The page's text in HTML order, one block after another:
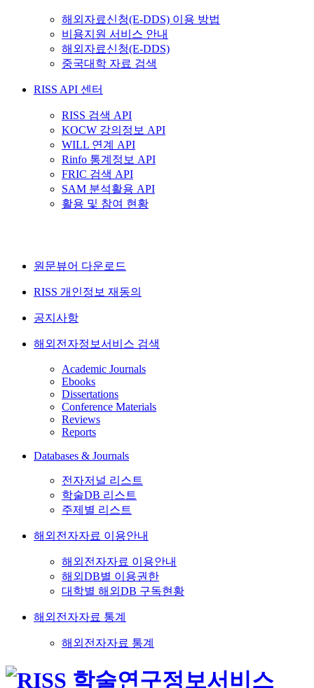
해외자료신청(E-DDS) 이용 방법
비용지원 서비스 안내
해외자료신청(E-DDS)
중국대학 자료 검색
RISS API 센터
RISS 검색 API
KOCW 강의정보 API
WILL 연계 API
Rinfo 통계정보 API
FRIC 검색 API
SAM 분석활용 API
활용 및 참여 현황
원문뷰어 다운로드
RISS 개인정보 재동의
공지사항
해외전자정보서비스 검색
Academic Journals
Ebooks
Dissertations
Conference Materials
Reviews
Reports
Databases & Journals
전자저널 리스트
학술DB 리스트
주제별 리스트
해외전자자료 이용안내
해외전자자료 이용안내
해외DB별 이용권한
대학별 해외DB 구독현황
해외전자자료 통계
해외전자자료 통계